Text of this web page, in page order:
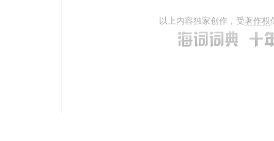
以上内容独家创作，受著作权